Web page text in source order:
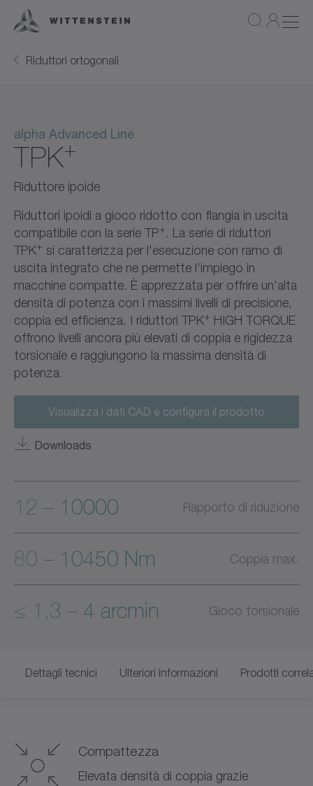
Riduttori ortogonali
alpha Advanced Line
TPK+
Riduttore ipoide
Riduttori ipoidi a gioco ridotto con flangia in uscita
compatibile con la serie TP+. La serie di riduttori
TPK+ si caratterizza per l'esecuzione con ramo di
uscita integrato che ne permette l'impiego in
macchine compatte. È apprezzata per offrire un'alta
densità di potenza con i massimi livelli di precisione,
coppia ed efficienza. I riduttori TPK+ HIGH TORQUE
offrono livelli ancora più elevati di coppia e rigidezza
torsionale e raggiungono la massima densità di
potenza.
Visualizza i dati CAD e configura il prodotto
Downloads
12 – 10000 Rapporto di riduzione
80 – 10450 Nm Coppia max.
≤ 1,3 – 4 arcmin Gioco torsionale
Dettagli tecnici Ulteriori informazioni Prodotti
Compattezza
Elevata densità di coppia grazie